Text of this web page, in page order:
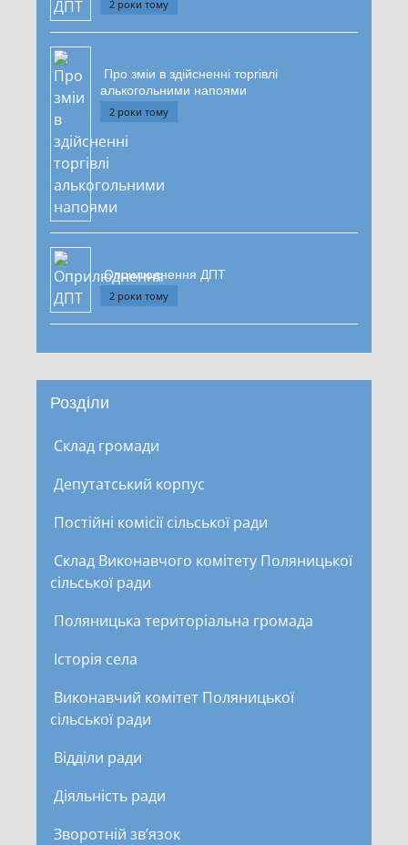
2 роки тому
Про зміи в здійсненні торгівлі
алькогольними напоями
2 роки тому
Оприлюднення ДПТ
2 роки тому
Розділи
Склад громади
Депутатський корпус
Постійні комісії сільської ради
Склад Виконавчого комітету Поляницької
сільської ради
Поляницька територіальна громада
Історія села
Виконавчий комітет Поляницької
сільської ради
Відділи ради
Діяльність ради
Зворотній зв’язок